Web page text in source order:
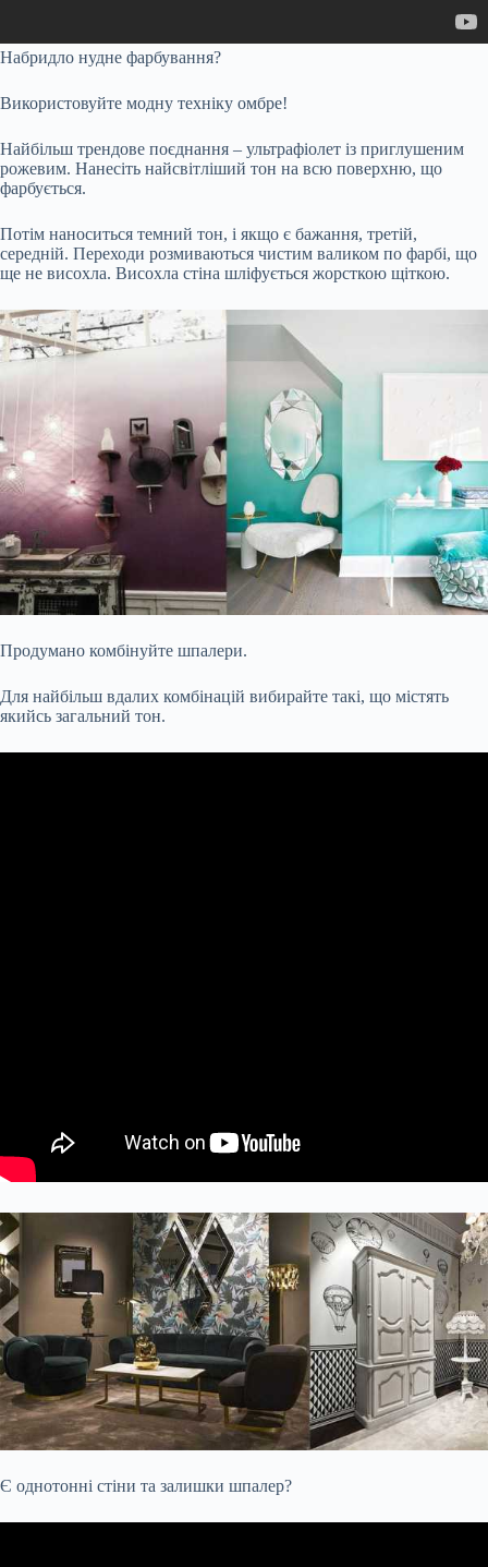
Набридло нудне фарбування?
Використовуйте модну техніку омбре!
Найбільш трендове поєднання – ультрафіолет із приглушеним
рожевим. Нанесіть найсвітліший тон на всю поверхню, що
фарбується.
Потім наноситься темний тон, і якщо є бажання, третій,
середній. Переходи розмиваються чистим валиком по фарбі, що
ще не висохла. Висохла стіна шліфується жорсткою щіткою.
Продумано комбінуйте шпалери.
Для найбільш вдалих комбінацій вибирайте такі, що містять
якийсь загальний тон.
Є однотонні стіни та залишки шпалер?